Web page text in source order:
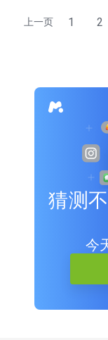
上一页 1 2
猜测
今